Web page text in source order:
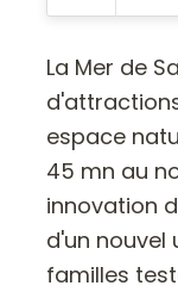
La Mer de
espace
45 mn au
innovation
d'un nouvel
familles